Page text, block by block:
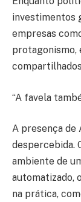
investimentos
empresas
protagonismo,
“A favela
A presença de
despercebida.
ambiente de
automatizado,
na prática,